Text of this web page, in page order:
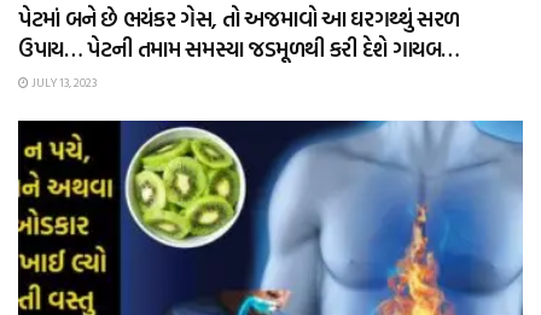
પેટમાં બને છે ભયંકર ગેસ, તો અજમાવો આ ઘરગથ્થું સરળ
ઉપાય… પેટની તમામ સમસ્યા જડમૂળથી કરી દેશે ગાયબ…
JULY 13, 2023